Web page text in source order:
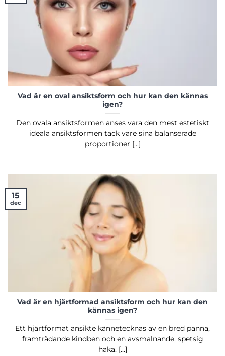
Vad är en oval ansiktsform och hur kan den kännas
igen?
Den ovala ansiktsformen anses vara den mest estetiskt
ideala ansiktsformen tack vare sina balanserade
proportioner [...]
Vad är en hjärtformad ansiktsform och hur kan den
kännas igen?
Ett hjärtformat ansikte kännetecknas av en bred panna,
framträdande kindben och en avsmalnande, spetsig
haka. [...]
15
dec